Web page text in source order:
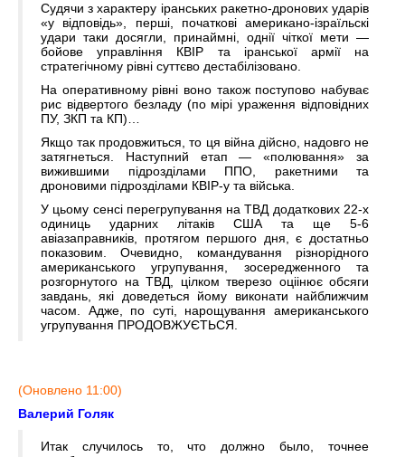
Судячи з характеру іранських ракетно-дронових ударів
«у відповідь», перші, початкові американо-ізраїльскі
удари таки досягли, принаймні, однії чіткої мети —
бойове управління КВІР та іранської армії на
стратегічному рівні суттєво дестабілізовано.
На оперативному рівні воно також поступово набуває
рис відвертого безладу (по мірі ураження відповідних
ПУ, ЗКП та КП)…
Якщо так продовжиться, то ця війна дійсно, надовго не
затягнеться. Наступний етап — «полювання» за
вижившими підрозділами ППО, ракетними та
дроновими підрозділами КВІР-у та війська.
У цьому сенсі перегрупування на ТВД додаткових 22-х
одиниць ударних літаків США та ще 5-6
авіазаправників, протягом першого дня, є достатньо
показовим. Очевидно, командування різнорідного
американського угрупування, зосередженного та
розгорнутого на ТВД, цілком тверезо оціінює обсяги
завдань, які доведеться йому виконати найближчим
часом. Адже, по суті, нарощування американського
угрупування ПРОДОВЖУЄТЬСЯ.
(Оновлено 11:00)
Валерий Голяк
Итак случилось то, что должно было, точнее